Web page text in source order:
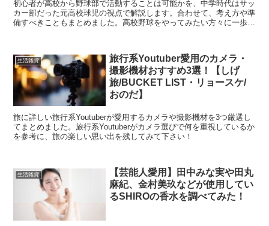
初心者が高校から野球部で活動することは可能かを、中学時代はサッ
カー部だった元高校球児の視点で解説します。合わせて、考え方や準
備すべきこともまとめました。高校野球をやってみたい方々に一歩踏
生活雑貨
旅行系Youtuber愛用のカメラ・
撮影機材おすすめ3選！【しげ
旅/BUCKET LIST・リョースケ/
おのだ】
旅に詳しい旅行系Youtuberが愛用するカメラや撮影機材を3つ厳選し
てまとめました。旅行系Youtuberがカメラ選びで何を重視しているか
を参考に、旅の楽しい思い出を残してみて下さい！
生活雑貨
【芸能人愛用】田中みな実や田丸
麻紀、金村美玖などが使用してい
るSHIROの香水を調べてみた！